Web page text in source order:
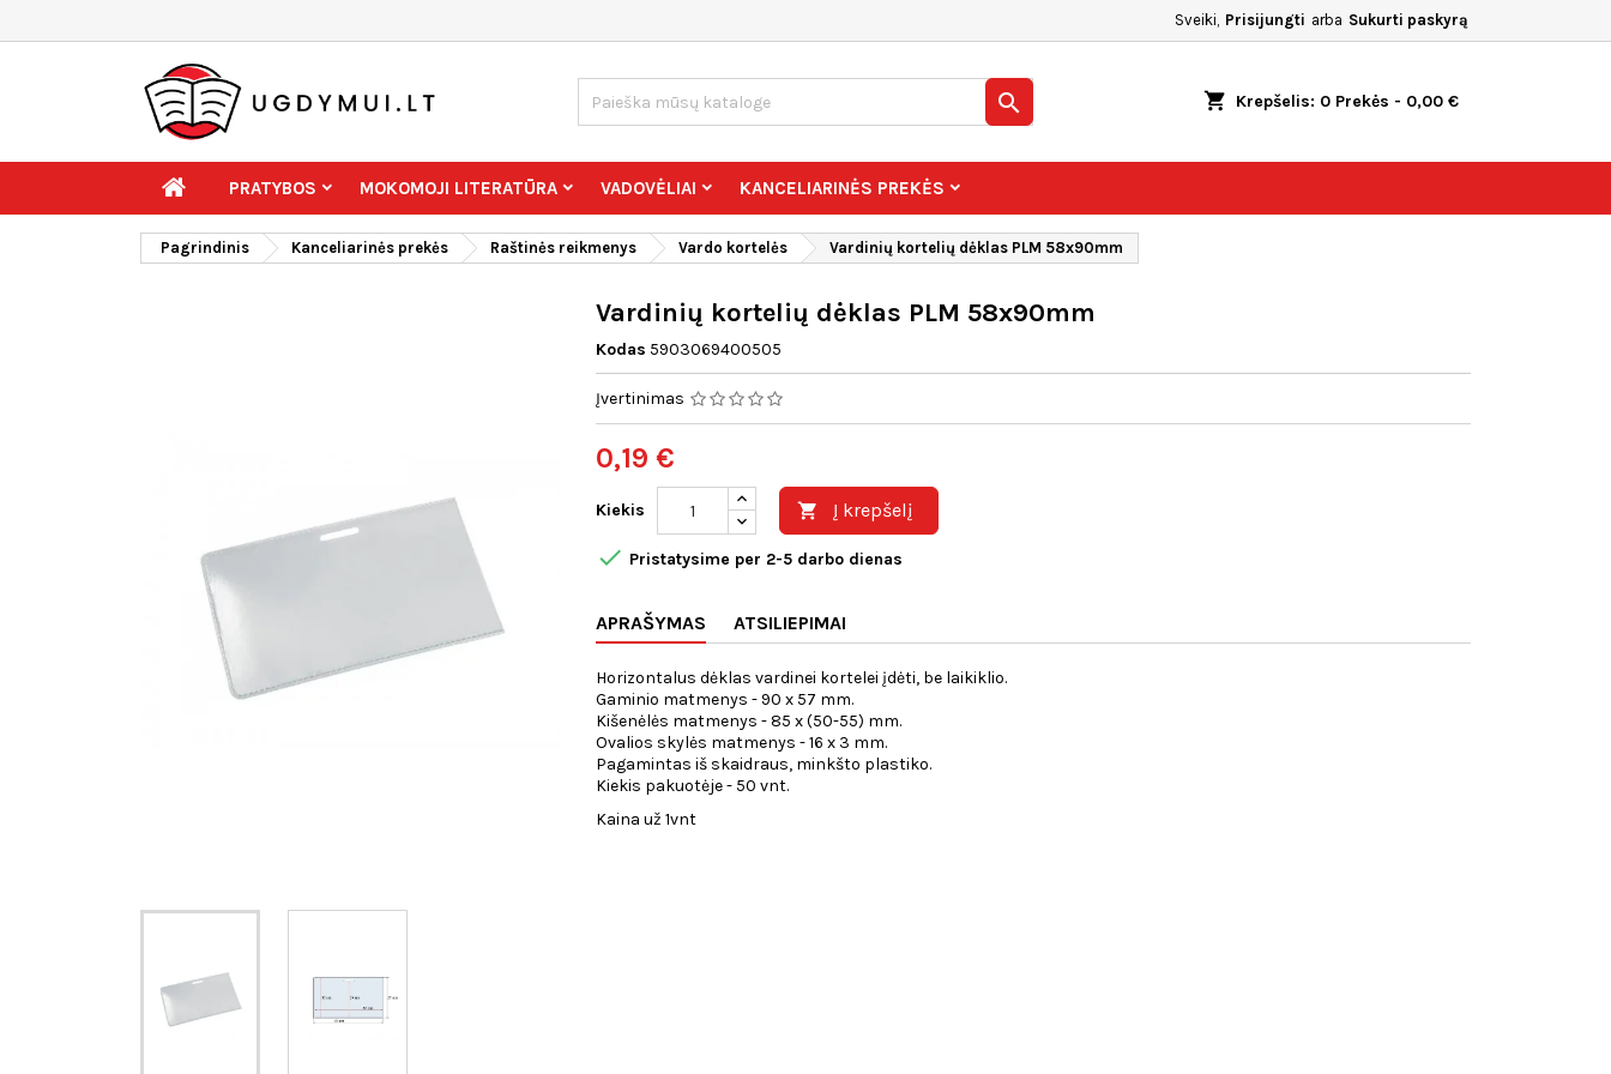
Sveiki, Prisijungti arba Sukurti paskyrą
shopping_cart Krepšelis: 0 Prekės - 0,00 €

PRATYBOS MOKOMOJI LITERATŪRA VADOVĖLIAI KANCELIARINĖS PREKĖS
Pagrindinis Kanceliarinės prekės Raštinės reikmenys Vardo kortelės Vardinių kortelių dėklas PLM 58x90mm
Vardinių kortelių dėklas PLM 58x90mm
Kodas 5903069400505
Įvertinimas
0,19 €
Kiekis  Į krepšelį
 Pristatysime per 2-5 darbo dienas
APRAŠYMAS ATSILIEPIMAI
Horizontalus dėklas vardinei kortelei įdėti, be laikiklio.
Gaminio matmenys - 90 x 57 mm.
Kišenėlės matmenys - 85 x (50-55) mm.
Ovalios skylės matmenys - 16 x 3 mm.
Pagamintas iš skaidraus, minkšto plastiko.
Kiekis pakuotėje - 50 vnt.
Kaina už 1vnt